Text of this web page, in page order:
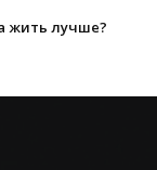
жить лучше?